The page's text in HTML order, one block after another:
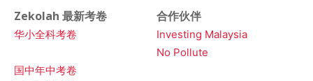
Zekolah 最新考卷
华小全科考卷
国中年中考卷
合作伙伴
Investing Malaysia
No Pollute